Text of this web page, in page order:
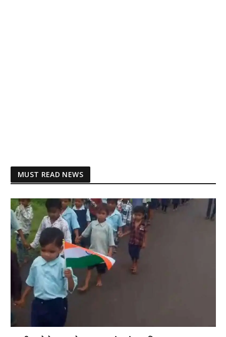
MUST READ NEWS